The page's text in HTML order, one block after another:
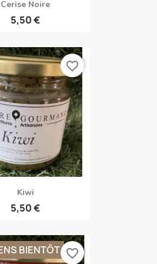
Cerise Noire
5,50 €
favorite_border